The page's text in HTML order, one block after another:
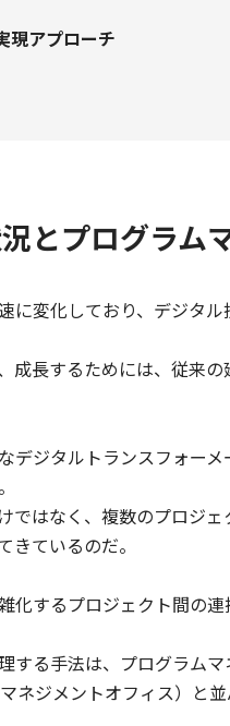
現アプローチ
とプログラム
に変化しており、デジタ
成長するためには、従来
デジタルトランスフォー
ではなく、複数のプロジ
ているのだ。
化するプロジェクト間の
する手法は、プログラム
ネジメントオフィス）と